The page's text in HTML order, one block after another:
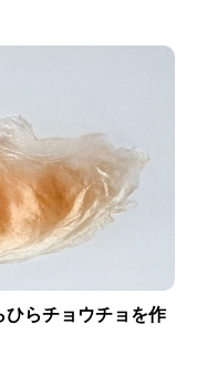
ひらチョウチョを作